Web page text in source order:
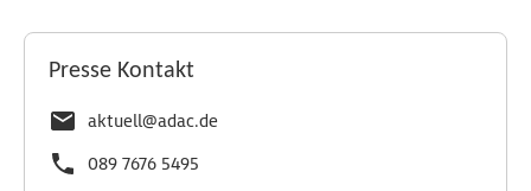
Presse Kontakt
aktuell@adac.de
089 7676 5495